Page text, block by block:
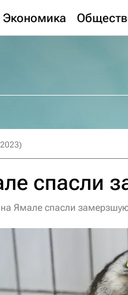
Экономика
спасли
Ямале спасли